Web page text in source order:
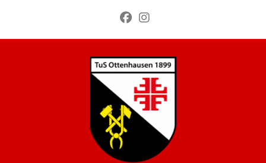
springen